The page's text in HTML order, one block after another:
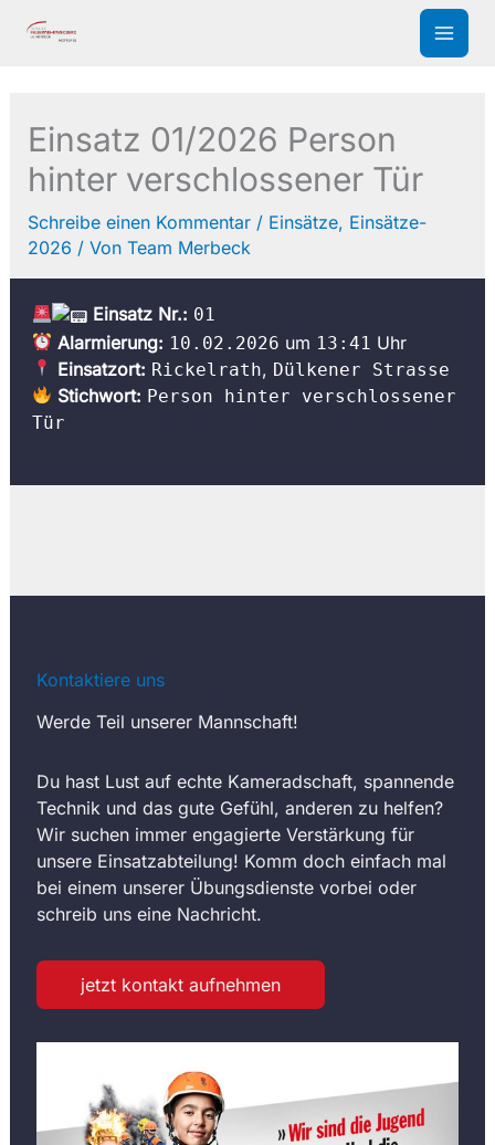
Inhalt
Einsatz 01/2026 Person
hinter verschlossener Tür
Schreibe einen Kommentar / Einsätze, Einsätze-
2026 / Von Team Merbeck
Einsatz Nr.: 01
Alarmierung: 10.02.2026 um 13:41 Uhr
Einsatzort: Rickelrath, Dülkener Strasse
Stichwort: Person hinter verschlossener
Tür
Kontaktiere uns
Werde Teil unserer Mannschaft!
Du hast Lust auf echte Kameradschaft, spannende
Technik und das gute Gefühl, anderen zu helfen?
Wir suchen immer engagierte Verstärkung für
unsere Einsatzabteilung! Komm doch einfach mal
bei einem unserer Übungsdienste vorbei oder
schreib uns eine Nachricht.
jetzt kontakt aufnehmen